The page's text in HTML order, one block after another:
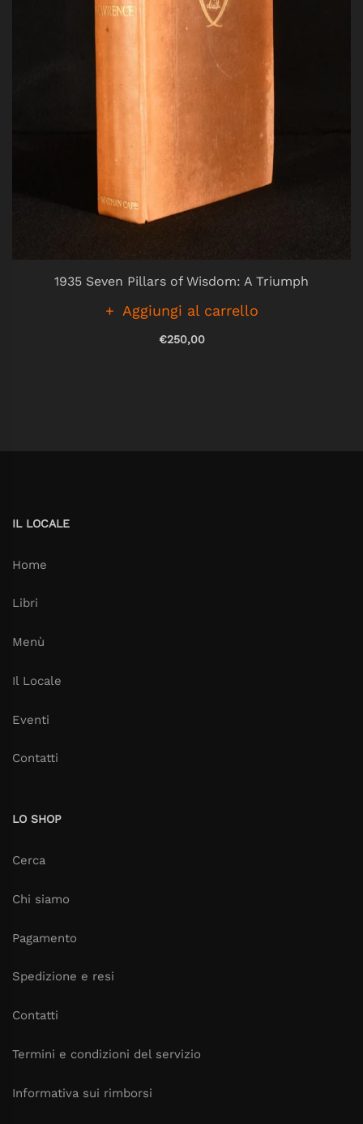
1935 Seven Pillars of Wisdom: A Triumph
Aggiungi al carrello
€250,00
IL LOCALE
Home
Libri
Menù
Il Locale
Eventi
Contatti
LO SHOP
Cerca
Chi siamo
Pagamento
Spedizione e resi
Contatti
Termini e condizioni del servizio
Informativa sui rimborsi